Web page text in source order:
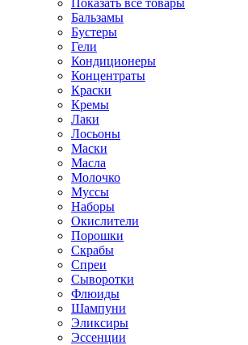
Показать все товары
Бальзамы
Бустеры
Гели
Кондиционеры
Концентраты
Краски
Кремы
Лаки
Лосьоны
Маски
Масла
Молочко
Муссы
Наборы
Окислители
Порошки
Скрабы
Спреи
Сыворотки
Флюиды
Шампуни
Эликсиры
Эссенции